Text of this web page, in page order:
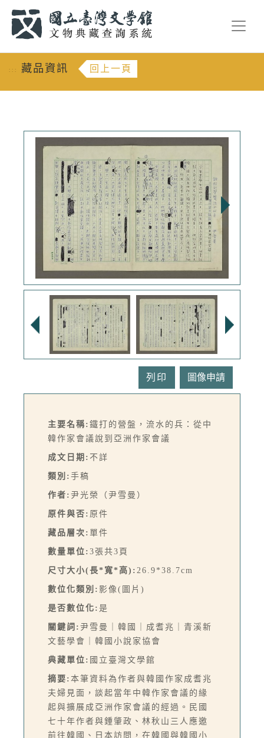
::: 藏品資訊 回上一頁
列印
主要名稱: 鐵打的營盤，流水的兵：從中
韓作家會議說到亞洲作家會議
成文日期: 不詳
類別: 手稿
作者: 尹光榮（尹雪曼）
原件與否: 原件
藏品層次: 單件
數量單位: 3張共3頁
尺寸大小(長*寬*高): 26.9*38.7cm
數位化類別: 影像(圖片)
是否數位化: 是
關鍵詞: 尹雪曼｜韓國｜成耆兆｜青溪新
文藝學會｜韓國小說家協會
典藏單位: 國立臺灣文學館
摘要: 本筆資料為作者與韓國作家成耆兆
夫婦見面，談起當年中韓作家會議的緣
起與擴展成亞洲作家會議的經過。民國
七十年作者與鍾肇政、林秋山三人應邀
前往韓國、日本訪問，在韓國與韓國小